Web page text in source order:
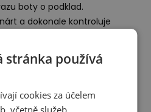
boty o podklad.
a dokonale kontroluje
nejsofistikovanější
dynamickým polštářem.
vložená do běhu vrací a
stránka používá
cookies za účelem
včetně služeb